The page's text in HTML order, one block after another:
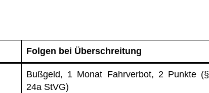
Folgen bei Überschreitung
Bußgeld, 1 Monat Fahrverbot, 2 Punkte (§
24a StVG)